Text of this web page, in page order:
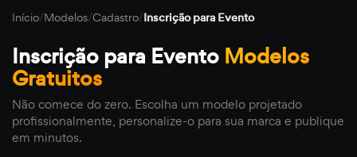
Início/Modelos/Cadastro/Inscrição para Evento
Inscrição para Evento Modelos
Gratuitos
Não comece do zero. Escolha um modelo projetado
profissionalmente, personalize-o para sua marca e publique
em minutos.